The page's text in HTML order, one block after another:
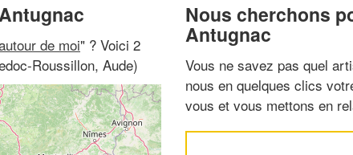
de moi" ? Voici 2
Roussillon, Aude)
Nous cherchons
Antugnac
Vous ne savez pas quel
nous en quelques clics
vous et vous mettons en